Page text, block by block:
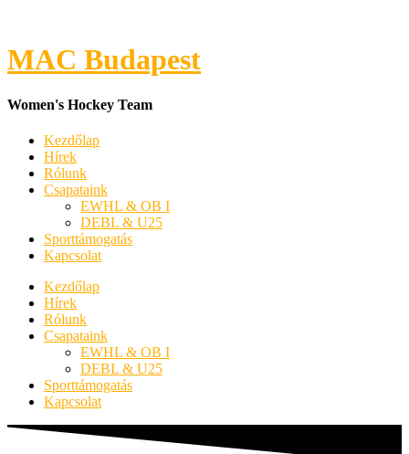
MAC Budapest
Women's Hockey Team
Kezdőlap
Hírek
Rólunk
Csapataink
EWHL & OB I
DEBL & U25
Sporttámogatás
Kapcsolat
Kezdőlap
Hírek
Rólunk
Csapataink
EWHL & OB I
DEBL & U25
Sporttámogatás
Kapcsolat